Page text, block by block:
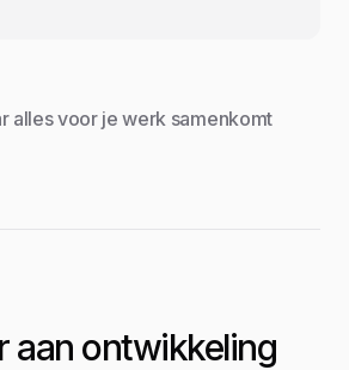
alles voor je werk samenkomt
aan ontwikkeling